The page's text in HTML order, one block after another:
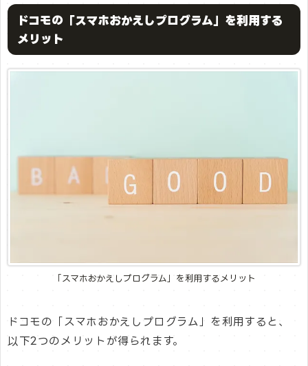
ドコモの「スマホおかえしプログラム」を利用する
メリット
「スマホおかえしプログラム」を利用するメリット
ドコモの「スマホおかえしプログラム」を利用すると、
以下2つのメリットが得られます。